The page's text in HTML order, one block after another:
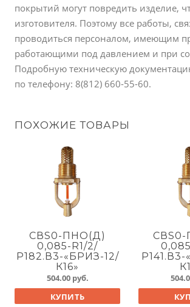
покрытий могут повредить изделие,
изготовителя. Поэтому все работы,
проводиться персоналом, имеющим
работающими под давлением и при
Подробную техническую
по телефону: 8(812) 660-55-60.
ПОХОЖИЕ ТОВАРЫ
СВS0-ПНО(Д)
0,085-R1/2/
Р182.В3-«БРИЗ-12/
К16»
504.00 руб.
КУПИТЬ